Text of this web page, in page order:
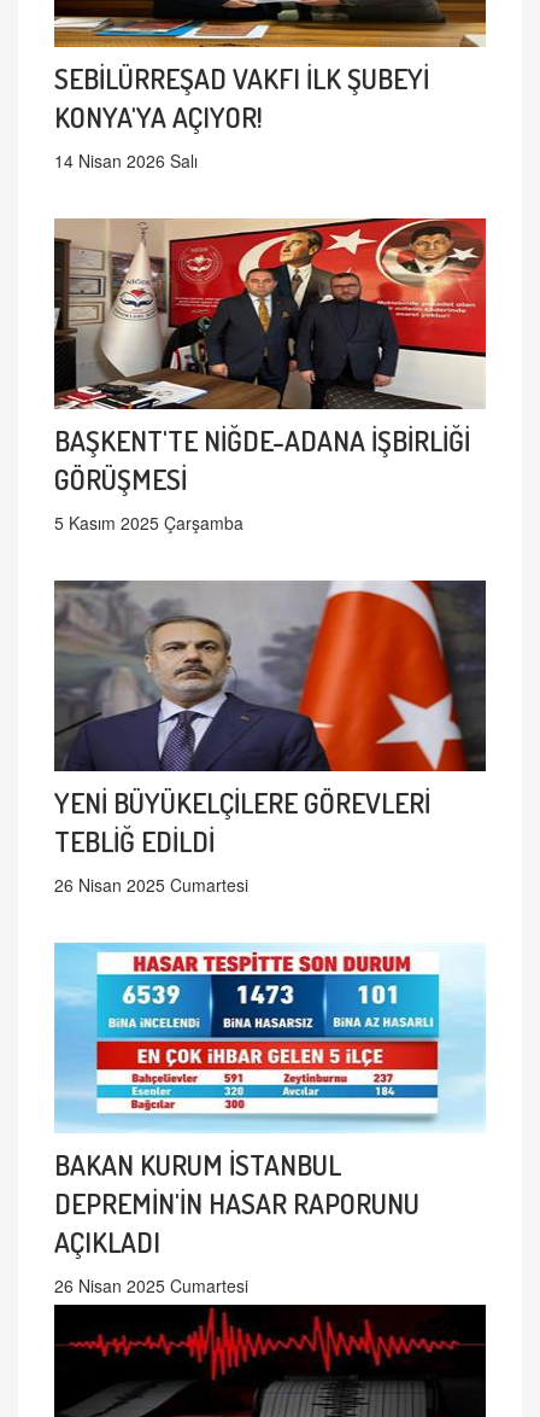
SEBİLÜRREŞAD VAKFI İLK ŞUBEYİ
KONYA'YA AÇIYOR!
14 Nisan 2026 Salı
BAŞKENT'TE NİĞDE-ADANA İŞBİRLİĞİ
GÖRÜŞMESİ
5 Kasım 2025 Çarşamba
YENİ BÜYÜKELÇİLERE GÖREVLERİ
TEBLİĞ EDİLDİ
26 Nisan 2025 Cumartesi
BAKAN KURUM İSTANBUL
DEPREMİN'İN HASAR RAPORUNU
AÇIKLADI
26 Nisan 2025 Cumartesi